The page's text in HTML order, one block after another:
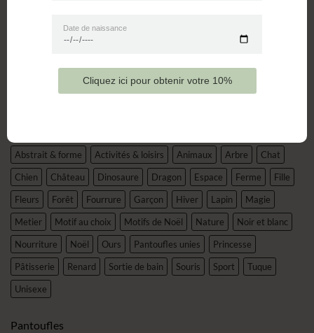
Lac-Beauport, QC G3B 2J8
Abstrait & forme Activités & loisirs Animaux Arbre
Chat
Chien
Château Dinosaure Dragon Espace Ferme
Fille
Fleurs
Forêt Fourrure Garçon Hiver Lapin
Magie
Metier
Motif au choix Motifs de Noël Nature
Noir et blanc
Nourriture
Noël Ours Pantoufles unies
Princesse
Pâtisserie
Renard Sortie de bain Souris Sport
Tuque
Unisexe
Pantoufles
Date de naissance
Cliquez ici pour obtenir votre 10%